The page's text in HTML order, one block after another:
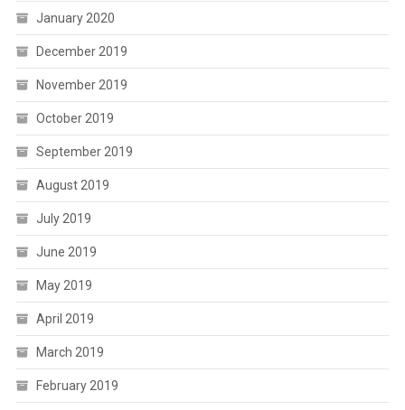
January 2020
December 2019
November 2019
October 2019
September 2019
August 2019
July 2019
June 2019
May 2019
April 2019
March 2019
February 2019